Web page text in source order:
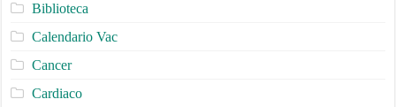
Biblioteca
Calendario Vac
Cancer
Cardiaco